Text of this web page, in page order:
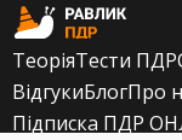
ТеоріяТести ПДР
ВідгукиБлогПро
Підписка ПДР